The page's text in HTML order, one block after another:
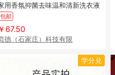
用香氛抑菌去味温和清新洗衣液
包邮
￥67.50
德（石家庄）科技有限
学分兑